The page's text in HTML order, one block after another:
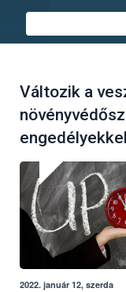
Változik a
2022. január 12, szerda